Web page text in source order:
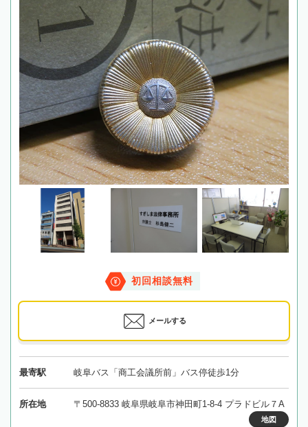
初回相談無料
メールする
最寄駅 岐阜バス「商工会議所前」バス停徒歩1分
所在地 〒500-8833 岐阜県岐阜市神田町1-8-4 プラドビル７A
地図